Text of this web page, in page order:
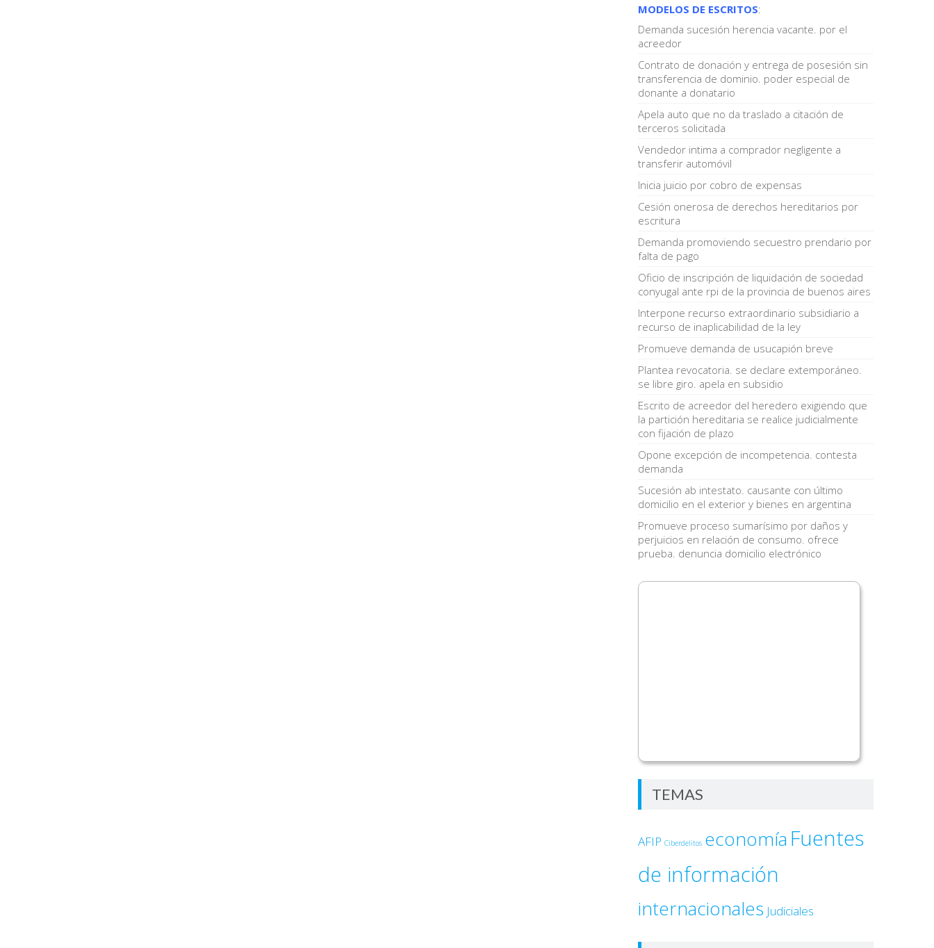
MODELOS DE ESCRITOS:
Demanda sucesión herencia vacante. por el
acreedor
Contrato de donación y entrega de posesión sin
transferencia de dominio. poder especial de
donante a donatario
Apela auto que no da traslado a citación de
terceros solicitada
Vendedor intima a comprador negligente a
transferir automóvil
Inicia juicio por cobro de expensas
Cesión onerosa de derechos hereditarios por
escritura
Demanda promoviendo secuestro prendario por
falta de pago
Oficio de inscripción de liquidación de sociedad
conyugal ante rpi de la provincia de buenos aires
Interpone recurso extraordinario subsidiario a
recurso de inaplicabilidad de la ley
Promueve demanda de usucapión breve
Plantea revocatoria. se declare extemporáneo.
se libre giro. apela en subsidio
Escrito de acreedor del heredero exigiendo que
la partición hereditaria se realice judicialmente
con fijación de plazo
Opone excepción de incompetencia. contesta
demanda
Sucesión ab intestato. causante con último
domicilio en el exterior y bienes en argentina
Promueve proceso sumarísimo por daños y
perjuicios en relación de consumo. ofrece
prueba. denuncia domicilio electrónico
TEMAS
AFIP Ciberdelitos economía Fuentes
de información
internacionales Judiciales